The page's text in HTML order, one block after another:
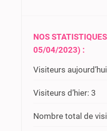
NOS
05/04/2023) :
Visiteurs
Visiteurs d’hier: 3
Nombre total de